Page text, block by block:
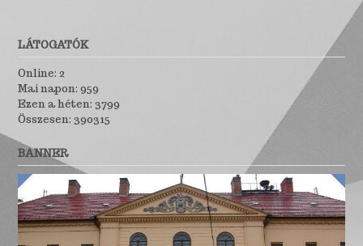
LÁTOGATÓK
Online: 2
Mai napon: 959
Ezen a héten: 3799
Összesen: 390315
BANNER